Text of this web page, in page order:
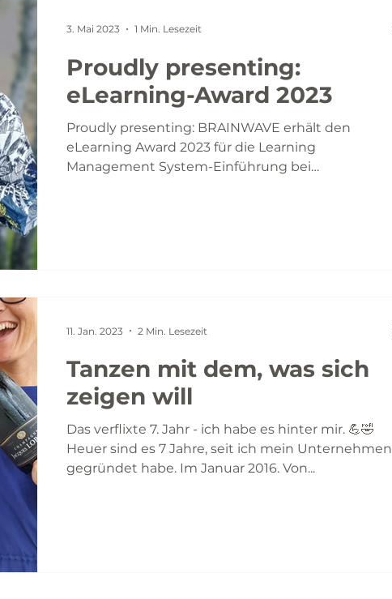
Proudly presenting:
eLearning-Award 2023
Proudly presenting: BRAINWAVE erhält den
eLearning Award 2023 für die Learning
Management System-Einführung bei
3. Mai 2023 1 Min. Lesezeit
Tanzen mit dem, was sich
zeigen will
Das verflixte 7. Jahr - ich habe es hinter mir. 💪🤣
Heuer sind es 7 Jahre, seit ich mein Unternehmen
gegründet habe. Im Januar 2016. Von...
11. Jan. 2023 2 Min. Lesezeit